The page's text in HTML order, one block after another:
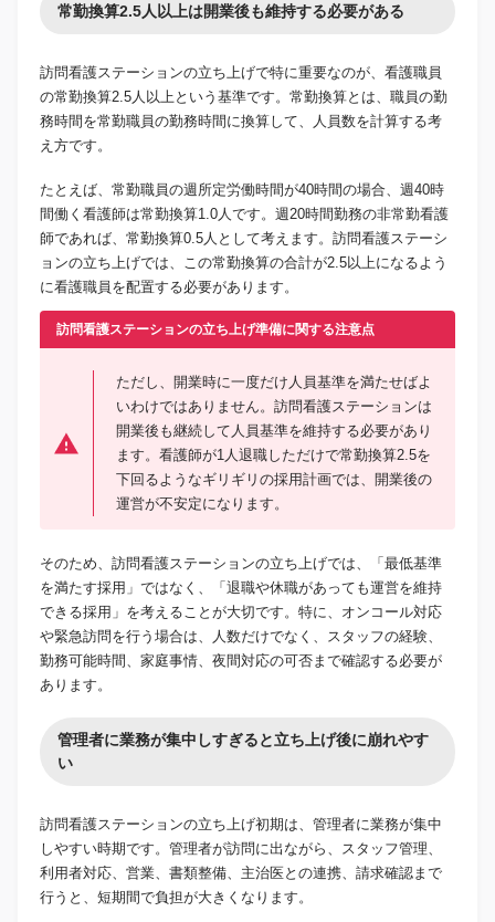
常勤換算2.5人以上は開業後も維持する必要がある
訪問看護ステーションの立ち上げで特に重要なのが、看護職員
の常勤換算2.5人以上という基準です。常勤換算とは、職員の勤
務時間を常勤職員の勤務時間に換算して、人員数を計算する考
え方です。
たとえば、常勤職員の週所定労働時間が40時間の場合、週40時
間働く看護師は常勤換算1.0人です。週20時間勤務の非常勤看護
師であれば、常勤換算0.5人として考えます。訪問看護ステーシ
ョンの立ち上げでは、この常勤換算の合計が2.5以上になるよう
に看護職員を配置する必要があります。
訪問看護ステーションの立ち上げ準備に関する注意点
ただし、開業時に一度だけ人員基準を満たせばよ
いわけではありません。訪問看護ステーションは
開業後も継続して人員基準を維持する必要があり
ます。看護師が1人退職しただけで常勤換算2.5を
下回るようなギリギリの採用計画では、開業後の
運営が不安定になります。
そのため、訪問看護ステーションの立ち上げでは、「最低基準
を満たす採用」ではなく、「退職や休職があっても運営を維持
できる採用」を考えることが大切です。特に、オンコール対応
や緊急訪問を行う場合は、人数だけでなく、スタッフの経験、
勤務可能時間、家庭事情、夜間対応の可否まで確認する必要が
あります。
管理者に業務が集中しすぎると立ち上げ後に崩れやす
い
訪問看護ステーションの立ち上げ初期は、管理者に業務が集中
しやすい時期です。管理者が訪問に出ながら、スタッフ管理、
利用者対応、営業、書類整備、主治医との連携、請求確認まで
行うと、短期間で負担が大きくなります。